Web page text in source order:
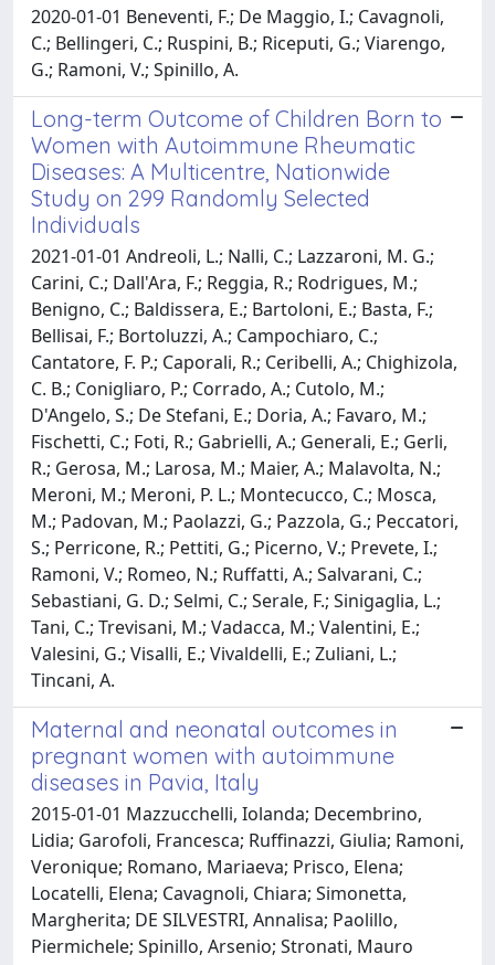
2020-01-01 Beneventi, F.; De Maggio, I.; Cavagnoli,
C.; Bellingeri, C.; Ruspini, B.; Riceputi, G.; Viarengo,
G.; Ramoni, V.; Spinillo, A.
Long-term Outcome of Children Born to
Women with Autoimmune Rheumatic
Diseases: A Multicentre, Nationwide
Study on 299 Randomly Selected
Individuals
2021-01-01 Andreoli, L.; Nalli, C.; Lazzaroni, M. G.;
Carini, C.; Dall'Ara, F.; Reggia, R.; Rodrigues, M.;
Benigno, C.; Baldissera, E.; Bartoloni, E.; Basta, F.;
Bellisai, F.; Bortoluzzi, A.; Campochiaro, C.;
Cantatore, F. P.; Caporali, R.; Ceribelli, A.; Chighizola,
C. B.; Conigliaro, P.; Corrado, A.; Cutolo, M.;
D'Angelo, S.; De Stefani, E.; Doria, A.; Favaro, M.;
Fischetti, C.; Foti, R.; Gabrielli, A.; Generali, E.; Gerli,
R.; Gerosa, M.; Larosa, M.; Maier, A.; Malavolta, N.;
Meroni, M.; Meroni, P. L.; Montecucco, C.; Mosca,
M.; Padovan, M.; Paolazzi, G.; Pazzola, G.; Peccatori,
S.; Perricone, R.; Pettiti, G.; Picerno, V.; Prevete, I.;
Ramoni, V.; Romeo, N.; Ruffatti, A.; Salvarani, C.;
Sebastiani, G. D.; Selmi, C.; Serale, F.; Sinigaglia, L.;
Tani, C.; Trevisani, M.; Vadacca, M.; Valentini, E.;
Valesini, G.; Visalli, E.; Vivaldelli, E.; Zuliani, L.;
Tincani, A.
Maternal and neonatal outcomes in
pregnant women with autoimmune
diseases in Pavia, Italy
2015-01-01 Mazzucchelli, Iolanda; Decembrino,
Lidia; Garofoli, Francesca; Ruffinazzi, Giulia; Ramoni,
Veronique; Romano, Mariaeva; Prisco, Elena;
Locatelli, Elena; Cavagnoli, Chiara; Simonetta,
Margherita; DE SILVESTRI, Annalisa; Paolillo,
Piermichele; Spinillo, Arsenio; Stronati, Mauro